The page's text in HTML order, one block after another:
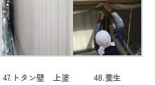
47.トタン壁 上塗
48.養生